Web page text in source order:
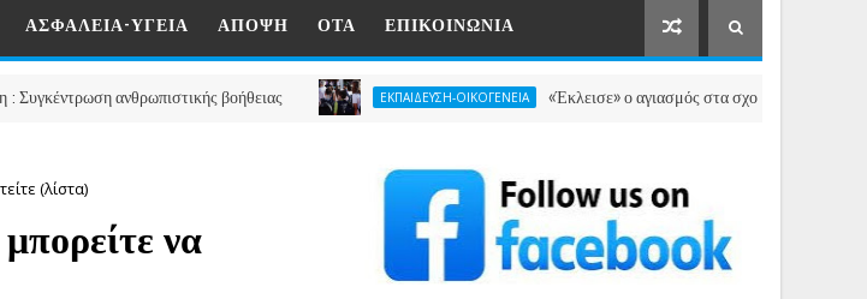
ΑΣΦΑΛΕΙΑ-ΥΓΕΙΑ ΑΠΟΨΗ ΟΤΑ ΕΠΙΚΟΙΝΩΝΙΑ
ανθρωπιστικής βοήθειας ΕΚΠΑΙΔΕΥΣΗ-ΟΙΚΟΓΕΝΕΙΑ «Έκλεισε» ο αγιασμός στα σχολεία για τη νέα σεζόν -
(λίστα)
να